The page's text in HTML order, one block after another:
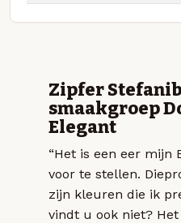
Zipfer
smaakgroep
Elegant
“Het is een eer mijn
voor te stellen.
zijn kleuren die ik
vindt u ook niet?